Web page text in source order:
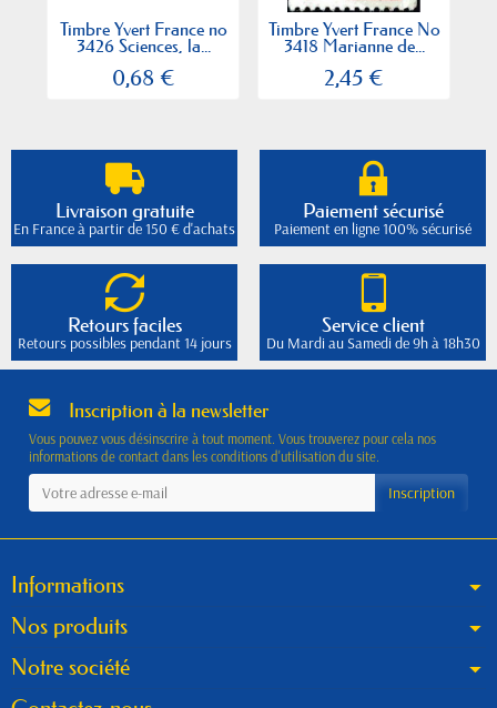
Timbre Yvert France no
3426 Sciences, la...
0,68 €
Timbre Yvert France No
3418 Marianne de...
2,45 €
Livraison gratuite
En France à partir de 150 € d'achats
Paiement sécurisé
Paiement en ligne 100% sécurisé
Retours faciles
Retours possibles pendant 14 jours
Service client
Du Mardi au Samedi de 9h à 18h30
Inscription à la newsletter
Vous pouvez vous désinscrire à tout moment. Vous trouverez pour cela nos
informations de contact dans les conditions d'utilisation du site.
Informations
Nos produits
Notre société